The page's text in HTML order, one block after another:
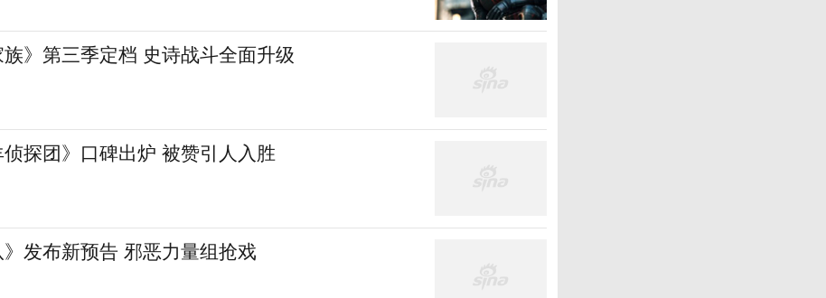
》第三季定档 史诗战斗全面升级
探团》口碑出炉 被赞引人入胜
》发布新预告 邪恶力量组抢戏